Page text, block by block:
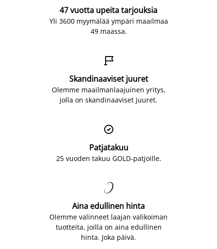
47 vuotta upeita tarjouksia
Yli 3600 myymälää ympäri maailmaa
49 maassa.

Skandinaaviset juuret
Olemme maailmanlaajuinen yritys,
jolla on skandinaaviset juuret.

Patjatakuu
25 vuoden takuu GOLD-patjoille.

Aina edullinen hinta
Olemme valinneet laajan valikoiman
tuotteita, joilla on aina edullinen
hinta. Joka päivä.